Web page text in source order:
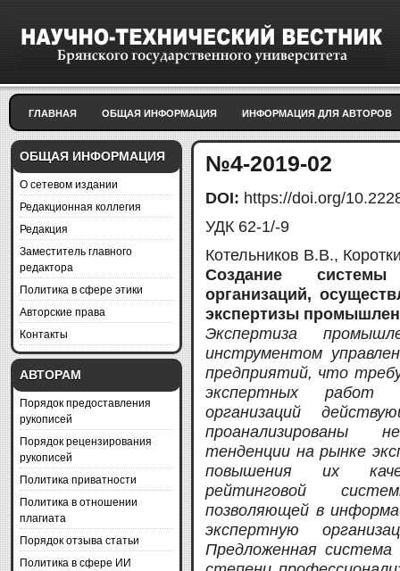
ГЛАВНАЯ ОБЩАЯ ИНФОРМАЦИЯ ИНФОРМАЦИЯ ДЛЯ АВТОРОВ
ОБЩАЯ ИНФОРМАЦИЯ
О сетевом издании
Редакционная коллегия
Редакция
Заместитель главного
редактора
Политика в сфере этики
Авторские права
Контакты
АВТОРАМ
Порядок предоставления
рукописей
Порядок рецензирования
рукописей
Политика приватности
Политика в отношении
плагиата
Порядок отзыва статьи
Политика в сфере ИИ
№4-2019-02
DOI: https://doi.org/
УДК 62-1/-9
Котельников В.В.,
Создание системы
организаций,
экспертизы
Экспертиза
инструментом
предприятий, что
экспертных работ
организаций
проанализированы
тенденции на рынке
повышения их
рейтинговой
позволяющей в
экспертную
Предложенная